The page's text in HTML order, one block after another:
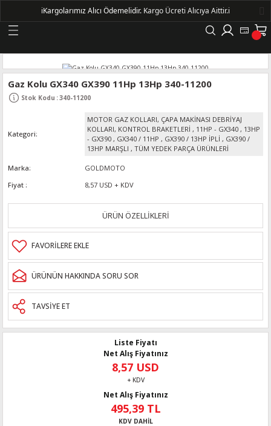
Geri Dön
KASNAKLI ALTERNATÖRLER - 1500
Gaz Kolu GX340 GX390 11Hp 13Hp 340-11200
Stok Kodu :340-11200
Kategori
MOTOR GAZ KOLLARI, ÇAPA MAKİNASI DEBRİYAJ
KOLLARI, KONTROL BRAKETLERİ , 11HP - GX340 , 13HP
- GX390 , GX340 / 11HP , GX390 / 13HP İPLİ , GX390 /
13HP MARŞLI , TÜM YEDEK PARÇA ÜRÜNLERİ
Marka
GOLDMOTO
Fiyat
8,57 USD + KDV
ÜRÜN ÖZELLİKLERİ
ÜRÜNÜN HAKKINDA SORU SOR
TAVSİYE ET
Liste Fiyatı
Net Alış Fiyatınız
8,57 USD
+ KDV
Net Alış Fiyatınız
495,39 TL
KDV DAHİL
ℹ️Kargolarımız Alıcı Ödemelidir. Kargo Ücreti Alıcıya Aittir.ℹ️